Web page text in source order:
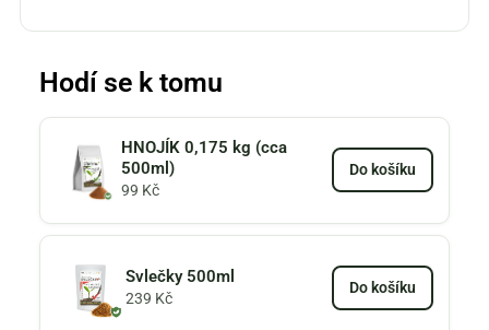
Hodí se k tomu
HNOJÍK 0,175 kg (cca
500ml)
99 Kč
Do košíku
Svlečky 500ml
239 Kč
Do košíku